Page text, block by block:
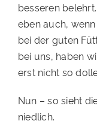
HELFER WERDEN
RATGEBER
besseren
eben auch,
bei der guten
bei uns, haben
erst nicht so
Nun – so sieht
niedlich.